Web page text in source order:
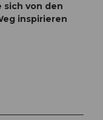
sich von den
in­spirieren